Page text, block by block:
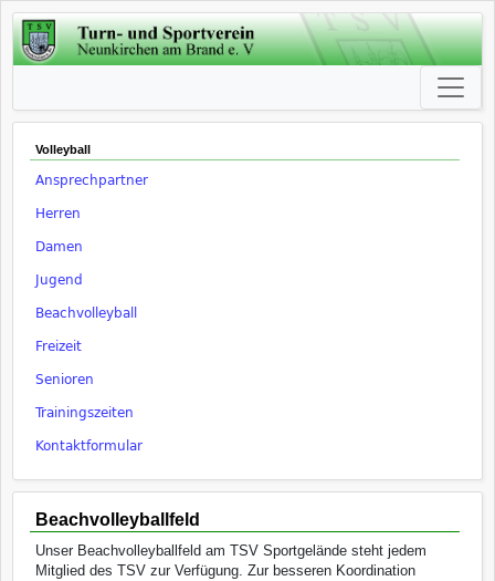
Volleyball
Ansprechpartner
Herren
Damen
Jugend
Beachvolleyball
Freizeit
Senioren
Trainingszeiten
Kontaktformular
Beachvolleyballfeld
Unser Beachvolleyballfeld am TSV Sportgelände steht jedem
Mitglied des TSV zur Verfügung. Zur besseren Koordination